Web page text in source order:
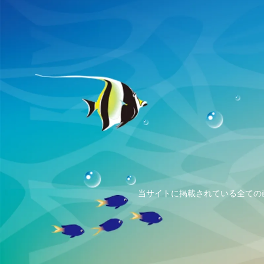
当サイトに掲載されている全て